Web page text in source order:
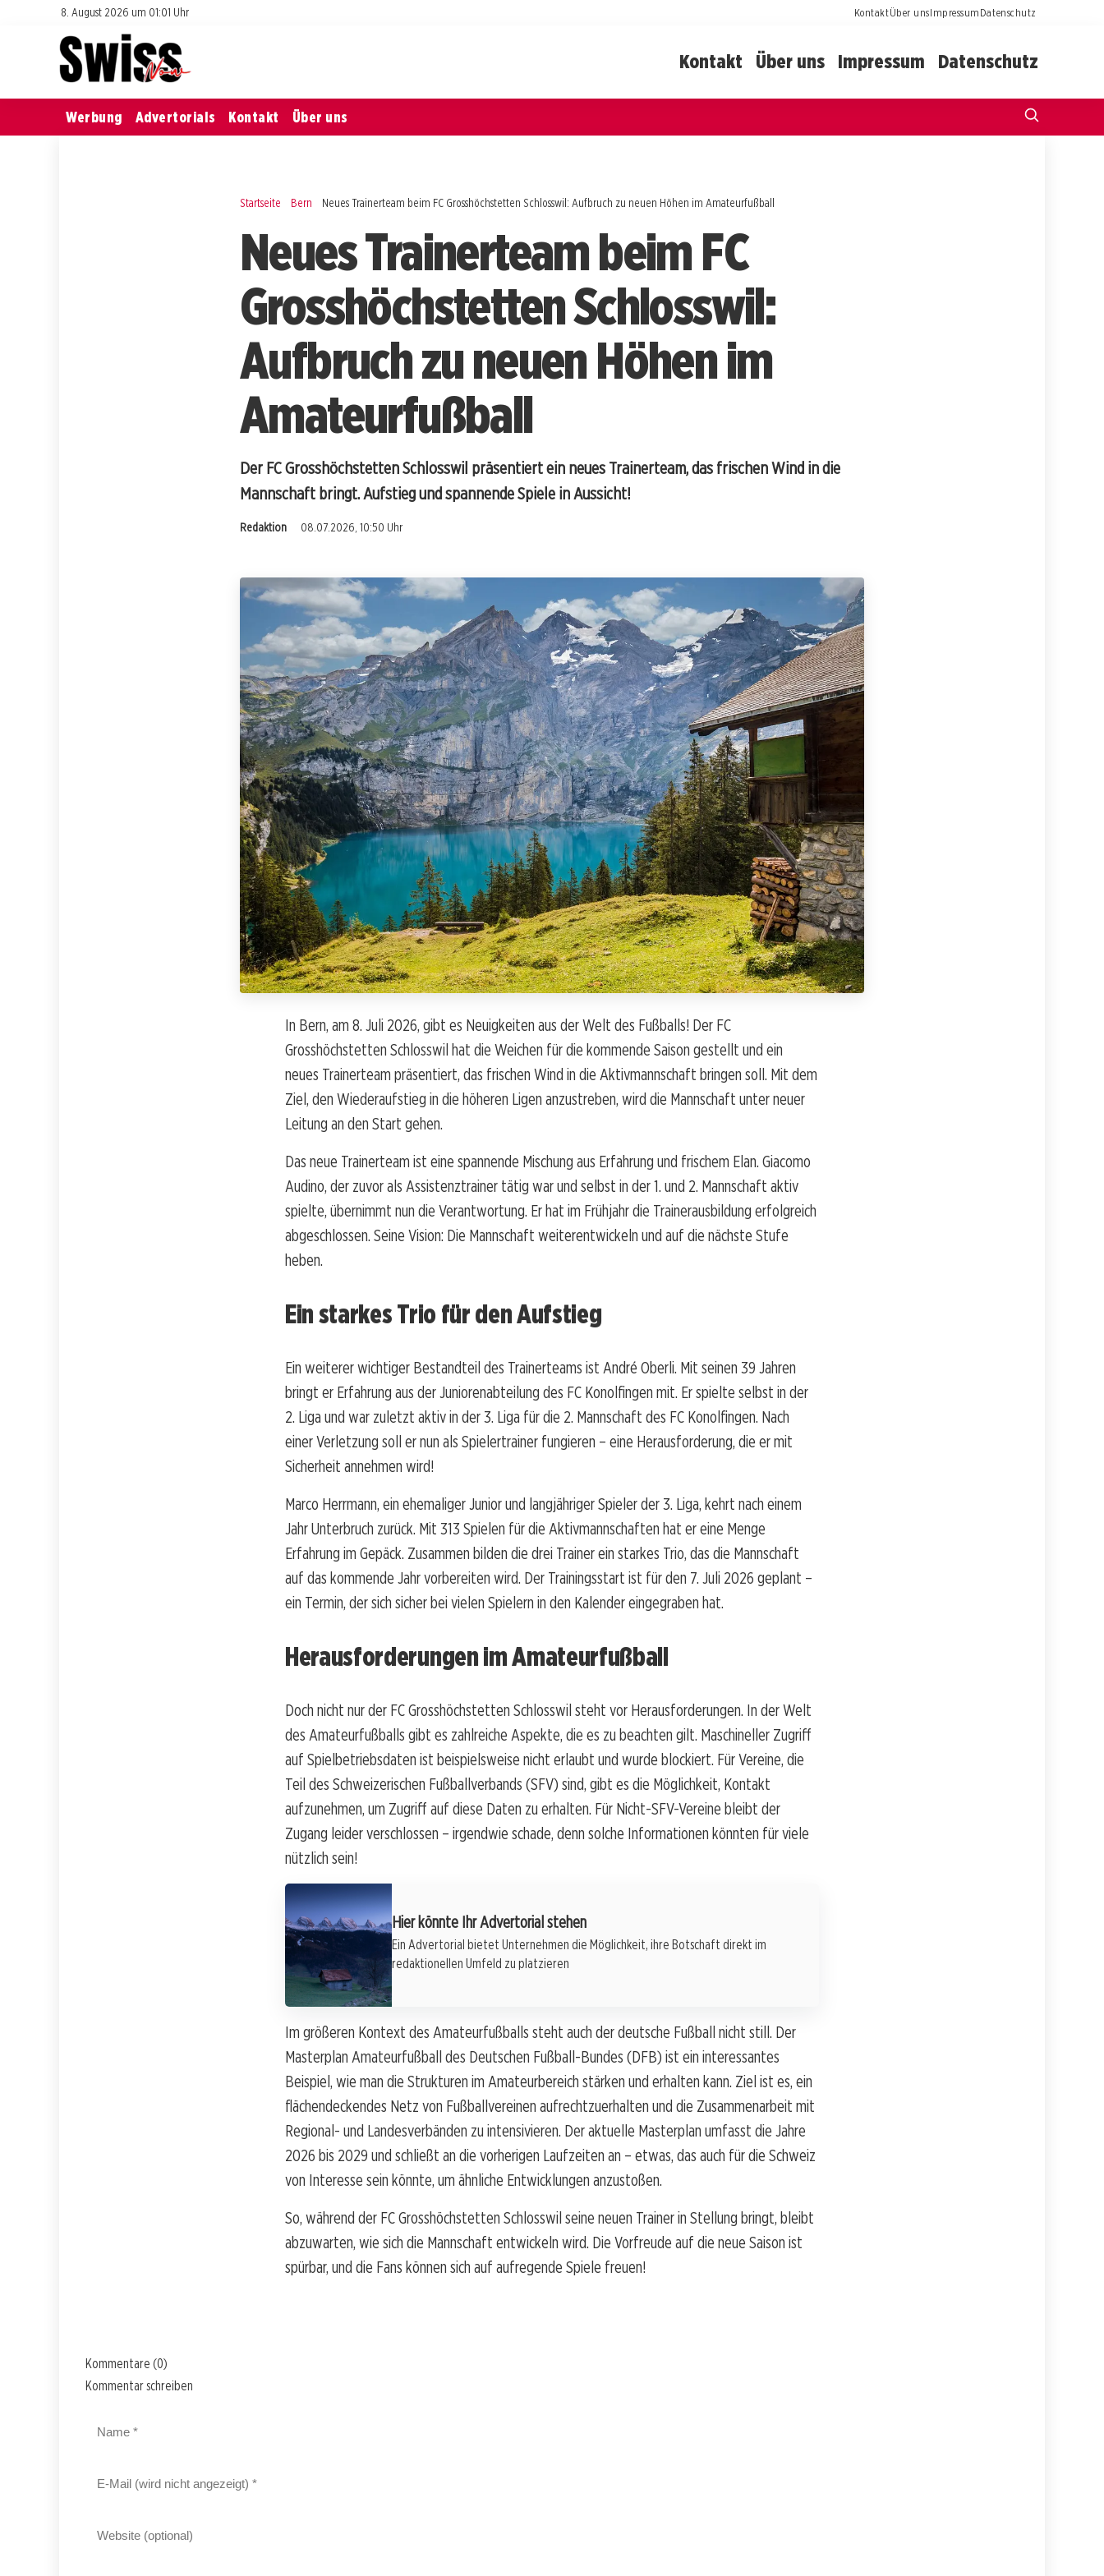
8. August 2026 um 01:01 Uhr KontaktÜber unsImpressumDatenschutz
Kontakt Über uns Impressum Datenschutz
Werbung Advertorials Kontakt Über uns
Startseite Bern Neues Trainerteam beim FC Grosshöchstetten Schlosswil: Aufbruch zu neuen Höhen im Amateurfußball
Neues Trainerteam beim FC
Grosshöchstetten Schlosswil:
Aufbruch zu neuen Höhen im
Amateurfußball
Der FC Grosshöchstetten Schlosswil präsentiert ein neues Trainerteam, das frischen Wind in die
Mannschaft bringt. Aufstieg und spannende Spiele in Aussicht!
Redaktion 08.07.2026, 10:50 Uhr
In Bern, am 8. Juli 2026, gibt es Neuigkeiten aus der Welt des Fußballs! Der FC
Grosshöchstetten Schlosswil hat die Weichen für die kommende Saison gestellt und ein
neues Trainerteam präsentiert, das frischen Wind in die Aktivmannschaft bringen soll. Mit dem
Ziel, den Wiederaufstieg in die höheren Ligen anzustreben, wird die Mannschaft unter neuer
Leitung an den Start gehen.
Das neue Trainerteam ist eine spannende Mischung aus Erfahrung und frischem Elan. Giacomo
Audino, der zuvor als Assistenztrainer tätig war und selbst in der 1. und 2. Mannschaft aktiv
spielte, übernimmt nun die Verantwortung. Er hat im Frühjahr die Trainerausbildung erfolgreich
abgeschlossen. Seine Vision: Die Mannschaft weiterentwickeln und auf die nächste Stufe
heben.
Ein starkes Trio für den Aufstieg
Ein weiterer wichtiger Bestandteil des Trainerteams ist André Oberli. Mit seinen 39 Jahren
bringt er Erfahrung aus der Juniorenabteilung des FC Konolfingen mit. Er spielte selbst in der
2. Liga und war zuletzt aktiv in der 3. Liga für die 2. Mannschaft des FC Konolfingen. Nach
einer Verletzung soll er nun als Spielertrainer fungieren – eine Herausforderung, die er mit
Sicherheit annehmen wird!
Marco Herrmann, ein ehemaliger Junior und langjähriger Spieler der 3. Liga, kehrt nach einem
Jahr Unterbruch zurück. Mit 313 Spielen für die Aktivmannschaften hat er eine Menge
Erfahrung im Gepäck. Zusammen bilden die drei Trainer ein starkes Trio, das die Mannschaft
auf das kommende Jahr vorbereiten wird. Der Trainingsstart ist für den 7. Juli 2026 geplant –
ein Termin, der sich sicher bei vielen Spielern in den Kalender eingegraben hat.
Herausforderungen im Amateurfußball
Doch nicht nur der FC Grosshöchstetten Schlosswil steht vor Herausforderungen. In der Welt
des Amateurfußballs gibt es zahlreiche Aspekte, die es zu beachten gilt. Maschineller Zugriff
auf Spielbetriebsdaten ist beispielsweise nicht erlaubt und wurde blockiert. Für Vereine, die
Teil des Schweizerischen Fußballverbands (SFV) sind, gibt es die Möglichkeit, Kontakt
aufzunehmen, um Zugriff auf diese Daten zu erhalten. Für Nicht-SFV-Vereine bleibt der
Zugang leider verschlossen – irgendwie schade, denn solche Informationen könnten für viele
nützlich sein!
Hier könnte Ihr Advertorial stehen
Ein Advertorial bietet Unternehmen die Möglichkeit, ihre Botschaft direkt im
redaktionellen Umfeld zu platzieren
Im größeren Kontext des Amateurfußballs steht auch der deutsche Fußball nicht still. Der
Masterplan Amateurfußball des Deutschen Fußball-Bundes (DFB) ist ein interessantes
Beispiel, wie man die Strukturen im Amateurbereich stärken und erhalten kann. Ziel ist es, ein
flächendeckendes Netz von Fußballvereinen aufrechtzuerhalten und die Zusammenarbeit mit
Regional- und Landesverbänden zu intensivieren. Der aktuelle Masterplan umfasst die Jahre
2026 bis 2029 und schließt an die vorherigen Laufzeiten an – etwas, das auch für die Schweiz
von Interesse sein könnte, um ähnliche Entwicklungen anzustoßen.
So, während der FC Grosshöchstetten Schlosswil seine neuen Trainer in Stellung bringt, bleibt
abzuwarten, wie sich die Mannschaft entwickeln wird. Die Vorfreude auf die neue Saison ist
spürbar, und die Fans können sich auf aufregende Spiele freuen!
Kommentare (0)
Kommentar schreiben